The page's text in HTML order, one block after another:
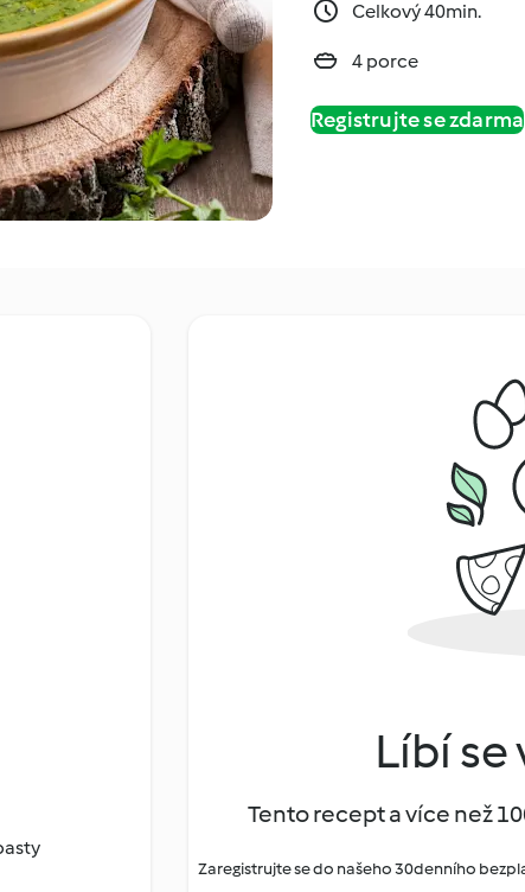
Celkový 40min.
4 porce
Registrujte se zdarma
Líbí se
Tento recept a více než
Zaregistrujte se do našeho 30denního